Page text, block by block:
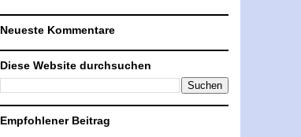
Neueste Kommentare
Diese Website durchsuchen
Empfohlener Beitrag